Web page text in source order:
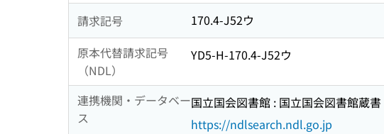
請求記号
170.4-J52ウ
原本代替請求記号
（NDL）
YD5-H-170.4-J52ウ
連携機関・データベー
ス
国立国会図書館 : 国立国会図書館蔵書
https://ndlsearch.ndl.go.jp